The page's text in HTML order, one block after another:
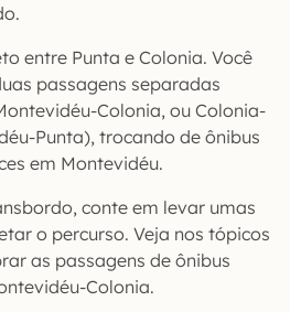
entre Punta e Colonia. Você
passagens separadas
Colonia, ou Colonia-
Punta), trocando de ônibus
em Montevidéu.
conte em levar umas
o percurso. Veja nos tópicos
as passagens de ônibus
Colonia.